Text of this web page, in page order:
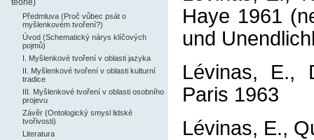
teorie)
Předmluva (Proč vůbec psát o
myšlenkovém tvoření?)
Úvod (Schematický nárys klíčových
pojmů)
I. Myšlenkové tvoření v oblasti jazyka
II. Myšlenkové tvoření v oblasti kulturní
tradice
III. Myšlenkové tvoření v oblasti osobního
projevu
Závěr (Ontologický smysl lidské
tvořivosti)
Literatura
Haye 1961
und
Lévinas, E.,
Paris 1963
Lévinas, E.,